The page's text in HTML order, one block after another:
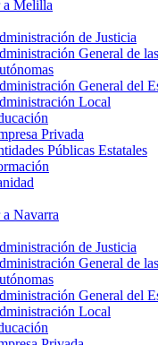
a Melilla
de Justicia
General de
General del
Local
Privada
Públicas Estatales
Navarra
de Justicia
General de
General del
Local